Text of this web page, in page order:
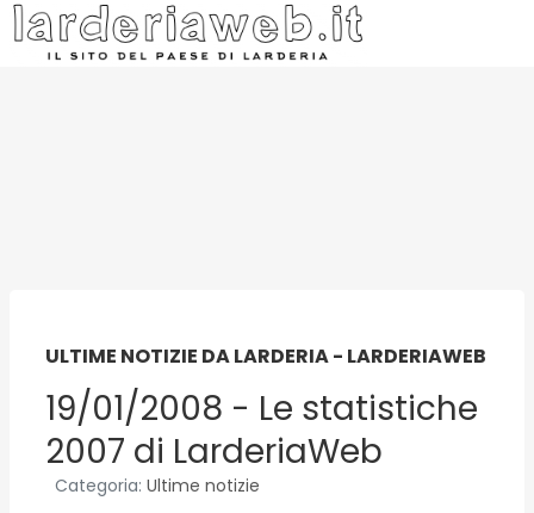
ULTIME NOTIZIE DA LARDERIA - LARDERIAWEB
19/01/2008 - Le statistiche
2007 di LarderiaWeb
Categoria: Ultime notizie